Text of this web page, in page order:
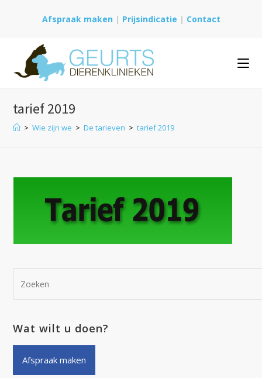
Afspraak maken | Prijsindicatie | Contact
tarief 2019
> Wie zijn we > De tarieven > tarief 2019
Wat wilt u doen?
Afspraak maken